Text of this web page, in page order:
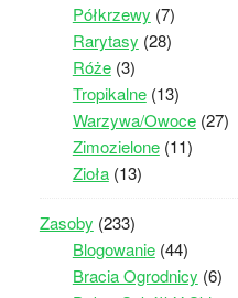
Półkrzewy (7)
Rarytasy (28)
Róże(3)
Tropikalne(13)
Warzywa/Owoce(27)
Zimozielone(11)
Zioła(13)
Zasoby (233)
Blogowanie(44)
Bracia Ogrodnicy (6)